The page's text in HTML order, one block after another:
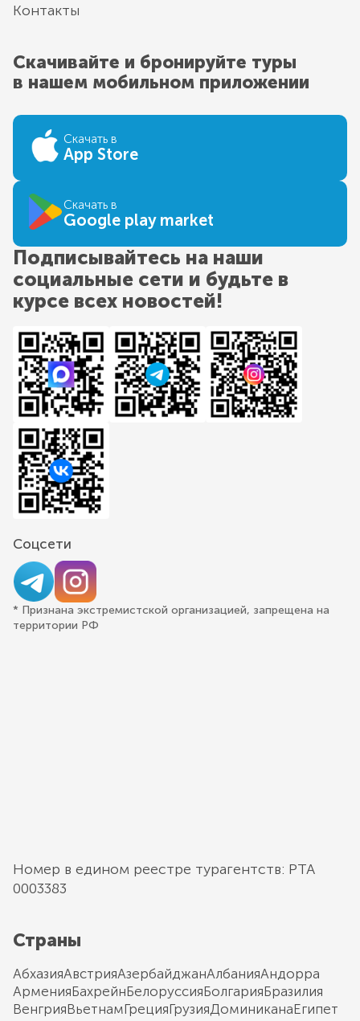
Контакты
Скачивайте и бронируйте туры
в нашем мобильном приложении
Скачать в
App Store
Скачать в
Google play market
Подписывайтесь на наши
социальные сети и будьте в
курсе всех новостей!
Соцсети
* Признана экстремистской организацией, запрещена на
территории РФ
Номер в едином реестре турагентств: РТА
0003383
Страны
АбхазияАвстрияАзербайджанАлбанияАндорра
АрменияБахрейнБелоруссияБолгарияБразилия
ВенгрияВьетнамГрецияГрузияДоминиканаЕгипет